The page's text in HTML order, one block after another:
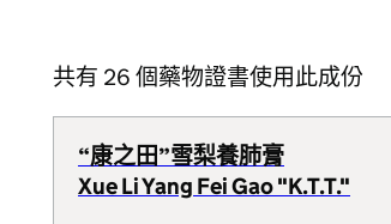
共有 26 個藥物證書使用此成份
“康之田”雪梨養肺膏
Xue Li Yang Fei Gao "K.T.T."